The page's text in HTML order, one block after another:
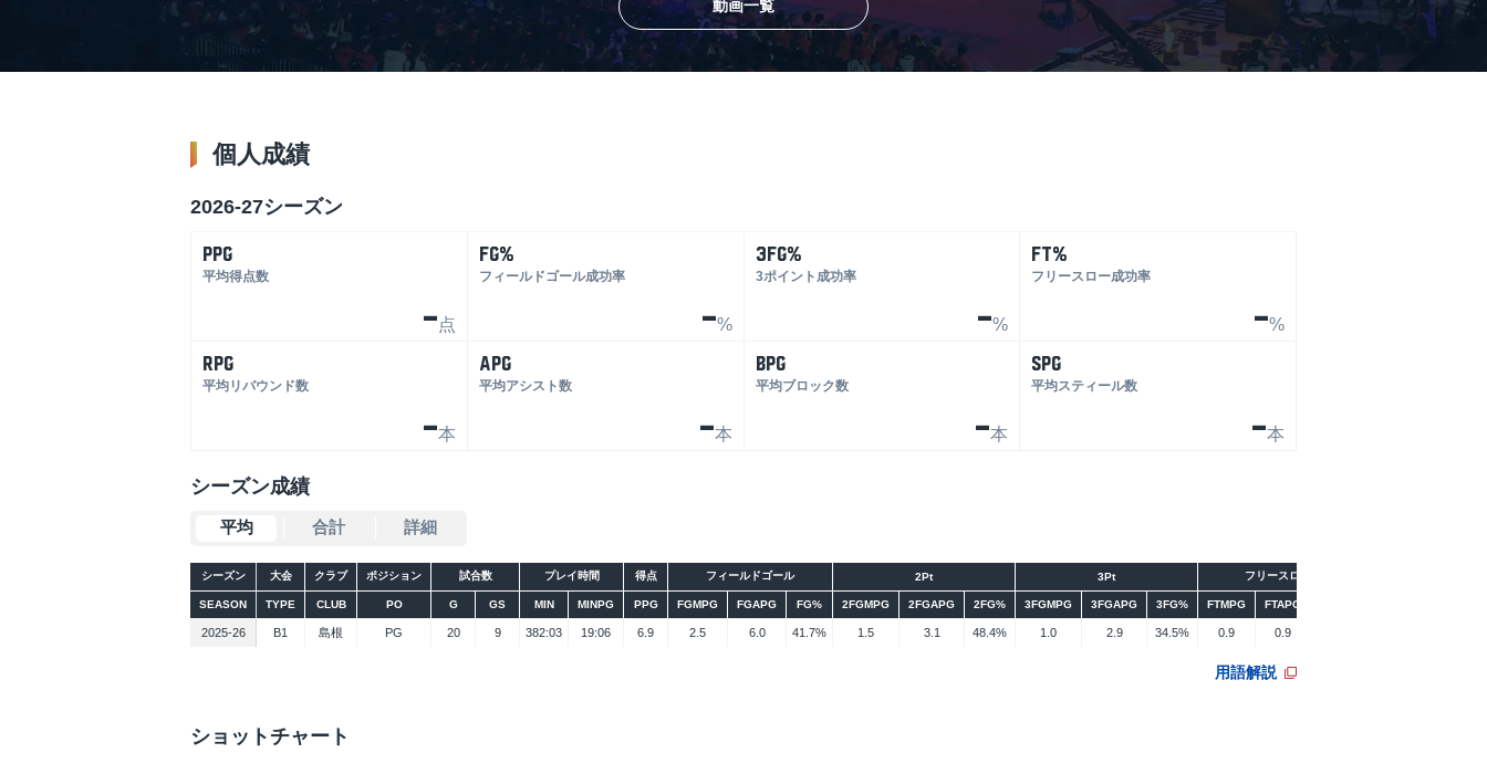
動画一覧
個人成績
2026-27シーズン
PPG
平均得点数
-点
FG%
フィールドゴール成功率
-%
3FG%
3ポイント成功率
-%
FT%
フリースロー成功率
-%
RPG
平均リバウンド数
-本
APG
平均アシスト数
-本
BPG
平均ブロック数
-本
SPG
平均スティール数
-本
シーズン成績
平均 合計 詳細
シーズン 大会 クラブ ポジション 試合数 プレイ時間 得点 フィールドゴール 2Pt 3Pt フリースロー
SEASON TYPE CLUB PO G GS MIN MINPG PPG FGMPG FGAPG FG% 2FGMPG 2FGAPG 2FG% 3FGMPG 3FGAPG 3FG% FTMPG FTAPG
2025-26 B1 島根 PG 20 9 382:03 19:06 6.9 2.5 6.0 41.7% 1.5 3.1 48.4% 1.0 2.9 34.5% 0.9 0.9
用語解説
ショットチャート